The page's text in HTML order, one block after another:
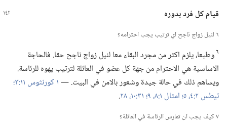
قيام كل فرد بدوره
٦ لنيل زواج ناجح اي ترتيب يجب احترامه؟‏
٦وطبعا،‏ يلزم اكثر من مجرد البقاء معا لنيل زواج ناجح حقا.‏ فالحاجة
الاساسية هي الاحترام من جهة كل عضو في العائلة لترتيب يهوه للرئاسة.‏
ويساهم ذلك في حالة جيدة وشعور بالامن في البيت.‏ —‏١ كورنثوس ١١:‏٣؛‏
تيطس ٢:‏​٤،‏ ٥؛‏
امثال ١:‏​٨،‏ ٩؛‏ ‏.‏
٧ كيف يجب ان تمارس الرئاسة في العائلة؟‏